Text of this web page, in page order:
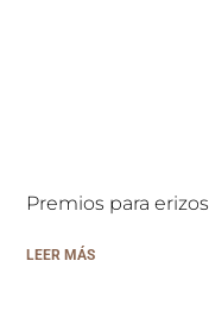
Premios para erizos
LEER MÁS